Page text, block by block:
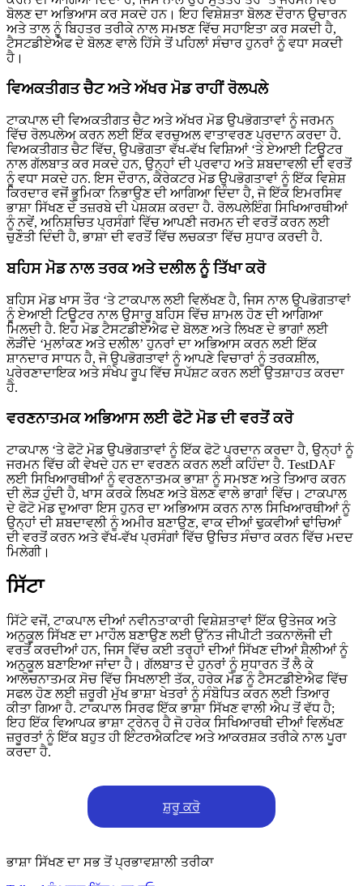
ਬੋਲਣ ਦਾ ਅਭਿਆਸ ਕਰ ਸਕਦੇ ਹਨ। ਇਹ ਵਿਸ਼ੇਸ਼ਤਾ ਬੋਲਣ ਦੌਰਾਨ ਉਚਾਰਨ
ਅਤੇ ਤਾਲ ਨੂੰ ਬਿਹਤਰ ਤਰੀਕੇ ਨਾਲ ਸਮਝਣ ਵਿੱਚ ਸਹਾਇਤਾ ਕਰ ਸਕਦੀ ਹੈ,
ਟੈਸਟਡੀਏਐਫ ਦੇ ਬੋਲਣ ਵਾਲੇ ਹਿੱਸੇ ਤੋਂ ਪਹਿਲਾਂ ਸੰਚਾਰ ਹੁਨਰਾਂ ਨੂੰ ਵਧਾ ਸਕਦੀ
ਹੈ।
ਵਿਅਕਤੀਗਤ ਚੈਟ ਅਤੇ ਅੱਖਰ ਮੋਡ ਰਾਹੀਂ ਰੋਲਪਲੇ
ਟਾਕਪਾਲ ਦੀ ਵਿਅਕਤੀਗਤ ਚੈਟ ਅਤੇ ਅੱਖਰ ਮੋਡ ਉਪਭੋਗਤਾਵਾਂ ਨੂੰ ਜਰਮਨ
ਵਿੱਚ ਰੋਲਪਲੇਅ ਕਰਨ ਲਈ ਇੱਕ ਵਰਚੁਅਲ ਵਾਤਾਵਰਣ ਪ੍ਰਦਾਨ ਕਰਦਾ ਹੈ.
ਵਿਅਕਤੀਗਤ ਚੈਟ ਵਿੱਚ, ਉਪਭੋਗਤਾ ਵੱਖ-ਵੱਖ ਵਿਸ਼ਿਆਂ ‘ਤੇ ਏਆਈ ਟਿਊਟਰ
ਨਾਲ ਗੱਲਬਾਤ ਕਰ ਸਕਦੇ ਹਨ, ਉਨ੍ਹਾਂ ਦੀ ਪ੍ਰਵਾਹ ਅਤੇ ਸ਼ਬਦਾਵਲੀ ਦੀ ਵਰਤੋਂ
ਨੂੰ ਵਧਾ ਸਕਦੇ ਹਨ. ਇਸ ਦੌਰਾਨ, ਕੈਰੇਕਟਰ ਮੋਡ ਉਪਭੋਗਤਾਵਾਂ ਨੂੰ ਇੱਕ ਵਿਸ਼ੇਸ਼
ਕਿਰਦਾਰ ਵਜੋਂ ਭੂਮਿਕਾ ਨਿਭਾਉਣ ਦੀ ਆਗਿਆ ਦਿੰਦਾ ਹੈ, ਜੋ ਇੱਕ ਇਮਰਸਿਵ
ਭਾਸ਼ਾ ਸਿੱਖਣ ਦੇ ਤਜ਼ਰਬੇ ਦੀ ਪੇਸ਼ਕਸ਼ ਕਰਦਾ ਹੈ. ਰੋਲਪਲੇਇੰਗ ਸਿਖਿਆਰਥੀਆਂ
ਨੂੰ ਨਵੇਂ, ਅਨਿਸ਼ਚਿਤ ਪ੍ਰਸੰਗਾਂ ਵਿੱਚ ਆਪਣੀ ਜਰਮਨ ਦੀ ਵਰਤੋਂ ਕਰਨ ਲਈ
ਚੁਣੌਤੀ ਦਿੰਦੀ ਹੈ, ਭਾਸ਼ਾ ਦੀ ਵਰਤੋਂ ਵਿੱਚ ਲਚਕਤਾ ਵਿੱਚ ਸੁਧਾਰ ਕਰਦੀ ਹੈ.
ਬਹਿਸ ਮੋਡ ਨਾਲ ਤਰਕ ਅਤੇ ਦਲੀਲ ਨੂੰ ਤਿੱਖਾ ਕਰੋ
ਬਹਿਸ ਮੋਡ ਖਾਸ ਤੌਰ ‘ਤੇ ਟਾਕਪਾਲ ਲਈ ਵਿਲੱਖਣ ਹੈ, ਜਿਸ ਨਾਲ ਉਪਭੋਗਤਾਵਾਂ
ਨੂੰ ਏਆਈ ਟਿਊਟਰ ਨਾਲ ਉਸਾਰੂ ਬਹਿਸ ਵਿੱਚ ਸ਼ਾਮਲ ਹੋਣ ਦੀ ਆਗਿਆ
ਮਿਲਦੀ ਹੈ. ਇਹ ਮੋਡ ਟੈਸਟਡੀਏਐਫ ਦੇ ਬੋਲਣ ਅਤੇ ਲਿਖਣ ਦੇ ਭਾਗਾਂ ਲਈ
ਲੋੜੀਂਦੇ ‘ਮੁਲਾਂਕਣ ਅਤੇ ਦਲੀਲ’ ਹੁਨਰਾਂ ਦਾ ਅਭਿਆਸ ਕਰਨ ਲਈ ਇੱਕ
ਸ਼ਾਨਦਾਰ ਸਾਧਨ ਹੈ, ਜੋ ਉਪਭੋਗਤਾਵਾਂ ਨੂੰ ਆਪਣੇ ਵਿਚਾਰਾਂ ਨੂੰ ਤਰਕਸ਼ੀਲ,
ਪ੍ਰੇਰਣਾਦਾਇਕ ਅਤੇ ਸੰਖੇਪ ਰੂਪ ਵਿੱਚ ਸਪੱਸ਼ਟ ਕਰਨ ਲਈ ਉਤਸ਼ਾਹਤ ਕਰਦਾ
ਹੈ.
ਵਰਣਨਾਤਮਕ ਅਭਿਆਸ ਲਈ ਫੋਟੋ ਮੋਡ ਦੀ ਵਰਤੋਂ ਕਰੋ
ਟਾਕਪਾਲ ‘ਤੇ ਫੋਟੋ ਮੋਡ ਉਪਭੋਗਤਾਵਾਂ ਨੂੰ ਇੱਕ ਫੋਟੋ ਪ੍ਰਦਾਨ ਕਰਦਾ ਹੈ, ਉਨ੍ਹਾਂ ਨੂੰ
ਜਰਮਨ ਵਿੱਚ ਕੀ ਵੇਖਦੇ ਹਨ ਦਾ ਵਰਣਨ ਕਰਨ ਲਈ ਕਹਿੰਦਾ ਹੈ. TestDAF
ਲਈ ਸਿਖਿਆਰਥੀਆਂ ਨੂੰ ਵਰਣਨਾਤਮਕ ਭਾਸ਼ਾ ਨੂੰ ਸਮਝਣ ਅਤੇ ਤਿਆਰ ਕਰਨ
ਦੀ ਲੋੜ ਹੁੰਦੀ ਹੈ, ਖਾਸ ਕਰਕੇ ਲਿਖਣ ਅਤੇ ਬੋਲਣ ਵਾਲੇ ਭਾਗਾਂ ਵਿੱਚ। ਟਾਕਪਾਲ
ਦੇ ਫੋਟੋ ਮੋਡ ਦੁਆਰਾ ਇਸ ਹੁਨਰ ਦਾ ਅਭਿਆਸ ਕਰਨ ਨਾਲ ਸਿਖਿਆਰਥੀਆਂ ਨੂੰ
ਉਨ੍ਹਾਂ ਦੀ ਸ਼ਬਦਾਵਲੀ ਨੂੰ ਅਮੀਰ ਬਣਾਉਣ, ਵਾਕ ਦੀਆਂ ਢੁਕਵੀਆਂ ਢਾਂਚਿਆਂ
ਦੀ ਵਰਤੋਂ ਕਰਨ ਅਤੇ ਵੱਖ-ਵੱਖ ਪ੍ਰਸੰਗਾਂ ਵਿੱਚ ਉਚਿਤ ਸੰਚਾਰ ਕਰਨ ਵਿੱਚ ਮਦਦ
ਮਿਲੇਗੀ।
ਸਿੱਟਾ
ਸਿੱਟੇ ਵਜੋਂ, ਟਾਕਪਾਲ ਦੀਆਂ ਨਵੀਨਤਾਕਾਰੀ ਵਿਸ਼ੇਸ਼ਤਾਵਾਂ ਇੱਕ ਉਤੇਜਕ ਅਤੇ
ਅਨੁਕੂਲ ਸਿੱਖਣ ਦਾ ਮਾਹੌਲ ਬਣਾਉਣ ਲਈ ਉੱਨਤ ਜੀਪੀਟੀ ਤਕਨਾਲੋਜੀ ਦੀ
ਵਰਤੋਂ ਕਰਦੀਆਂ ਹਨ, ਜਿਸ ਵਿੱਚ ਕਈ ਤਰ੍ਹਾਂ ਦੀਆਂ ਸਿੱਖਣ ਦੀਆਂ ਸ਼ੈਲੀਆਂ ਨੂੰ
ਅਨੁਕੂਲ ਬਣਾਇਆ ਜਾਂਦਾ ਹੈ। ਗੱਲਬਾਤ ਦੇ ਹੁਨਰਾਂ ਨੂੰ ਸੁਧਾਰਨ ਤੋਂ ਲੈ ਕੇ
ਆਲੋਚਨਾਤਮਕ ਸੋਚ ਵਿੱਚ ਸਿਖਲਾਈ ਤੱਕ, ਹਰੇਕ ਮੋਡ ਨੂੰ ਟੈਸਟਡੀਏਐਫ ਵਿੱਚ
ਸਫਲ ਹੋਣ ਲਈ ਜ਼ਰੂਰੀ ਮੁੱਖ ਭਾਸ਼ਾ ਖੇਤਰਾਂ ਨੂੰ ਸੰਬੋਧਿਤ ਕਰਨ ਲਈ ਤਿਆਰ
ਕੀਤਾ ਗਿਆ ਹੈ. ਟਾਕਪਾਲ ਸਿਰਫ ਇੱਕ ਭਾਸ਼ਾ ਸਿੱਖਣ ਵਾਲੀ ਐਪ ਤੋਂ ਵੱਧ ਹੈ;
ਇਹ ਇੱਕ ਵਿਆਪਕ ਭਾਸ਼ਾ ਟ੍ਰੇਨਰ ਹੈ ਜੋ ਹਰੇਕ ਸਿਖਿਆਰਥੀ ਦੀਆਂ ਵਿਲੱਖਣ
ਜ਼ਰੂਰਤਾਂ ਨੂੰ ਇੱਕ ਬਹੁਤ ਹੀ ਇੰਟਰਐਕਟਿਵ ਅਤੇ ਆਕਰਸ਼ਕ ਤਰੀਕੇ ਨਾਲ ਪੂਰਾ
ਕਰਦਾ ਹੈ.
ਸ਼ੁਰੂ ਕਰੋ
ਭਾਸ਼ਾ ਸਿੱਖਣ ਦਾ ਸਭ ਤੋਂ ਪ੍ਰਭਾਵਸ਼ਾਲੀ ਤਰੀਕਾ